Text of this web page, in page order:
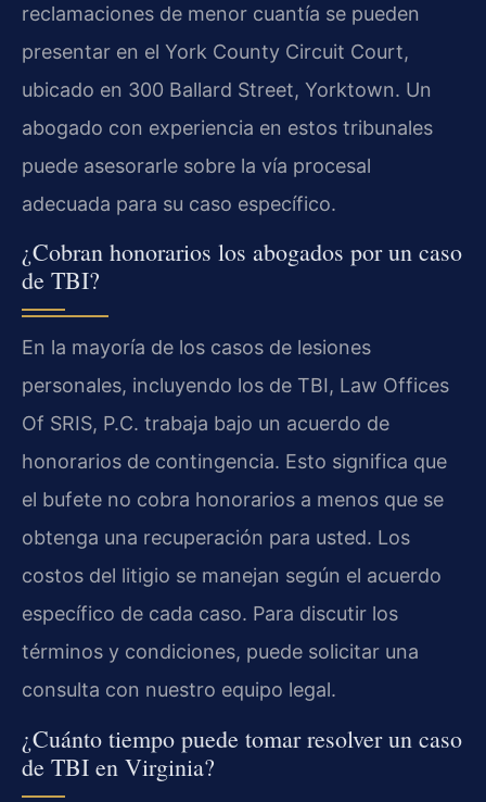
reclamaciones de menor cuantía se pueden
presentar en el York County Circuit Court,
ubicado en 300 Ballard Street, Yorktown. Un
abogado con experiencia en estos tribunales
puede asesorarle sobre la vía procesal
adecuada para su caso específico.
¿Cobran honorarios los abogados por un caso
de TBI?
En la mayoría de los casos de lesiones
personales, incluyendo los de TBI, Law Offices
Of SRIS, P.C. trabaja bajo un acuerdo de
honorarios de contingencia. Esto significa que
el bufete no cobra honorarios a menos que se
obtenga una recuperación para usted. Los
costos del litigio se manejan según el acuerdo
específico de cada caso. Para discutir los
términos y condiciones, puede solicitar una
consulta con nuestro equipo legal.
¿Cuánto tiempo puede tomar resolver un caso
de TBI en Virginia?